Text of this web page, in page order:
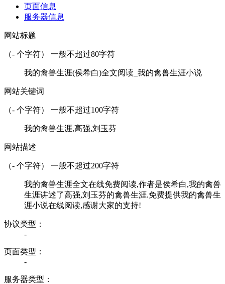
页面信息
服务器信息
网站标题
（- 个字符） 一般不超过80字符
我的禽兽生涯(侯希白)全文阅读_我的禽兽生涯小说
网站关键词
（- 个字符） 一般不超过100字符
我的禽兽生涯,高强,刘玉芬
网站描述
（- 个字符） 一般不超过200字符
我的禽兽生涯全文在线免费阅读,作者是侯希白,我的禽兽
生涯讲述了高强,刘玉芬的禽兽生涯.免费提供我的禽兽生
涯小说在线阅读,感谢大家的支持!
协议类型：
-
页面类型：
-
服务器类型：